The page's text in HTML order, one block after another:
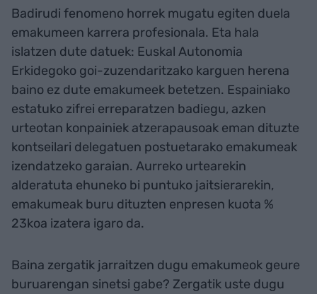
Badirudi fenomeno horrek mugatu egiten duela
emakumeen karrera profesionala. Eta hala
islatzen dute datuek: Euskal Autonomia
Erkidegoko goi-zuzendaritzako karguen herena
baino ez dute emakumeek betetzen. Espainiako
estatuko zifrei erreparatzen badiegu, azken
urteotan konpainiek atzerapausoak eman dituzte
kontseilari delegatuen postuetarako emakumeak
izendatzeko garaian. Aurreko urtearekin
alderatuta ehuneko bi puntuko jaitsierarekin,
emakumeak buru dituzten enpresen kuota %
23koa izatera igaro da.
Baina zergatik jarraitzen dugu emakumeok geure
buruarengan sinetsi gabe? Zergatik uste dugu